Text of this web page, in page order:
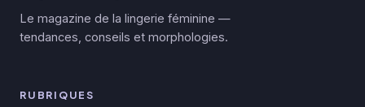
Le magazine de la lingerie féminine —
tendances, conseils et morphologies.
RUBRIQUES